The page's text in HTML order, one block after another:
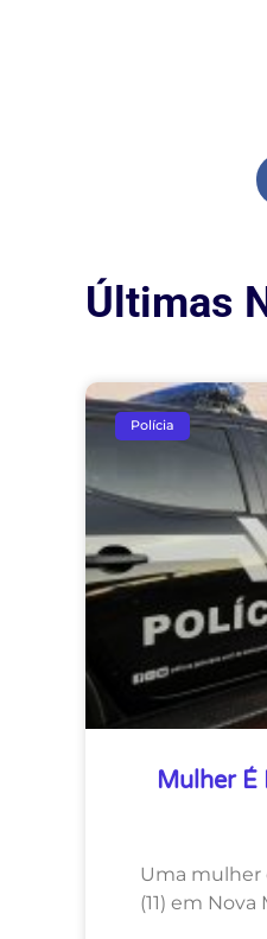
Últimas
Polícia
Mulher É
Uma mulher
(11) em